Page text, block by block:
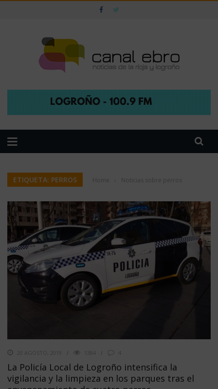
ETIQUETA: PERROS Home Noticias sobre perros
20 AGOSTO, 2019 1384 4
La Policía Local de Logroño intensifica la
vigilancia y la limpieza en los parques tras el